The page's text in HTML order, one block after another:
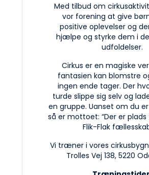
Med tilbud om
vor forening at give
positive oplevelser og
hjælpe og styrke dem i
udfoldelser.
Cirkus er en magiske
fantasien kan blomstre
ingen ende tager. Der
turde slippe sig selv og
en gruppe. Uanset om du
så er mottoet: “Der er plads
Flik-Flak
Vi træner i vores
Trolles Vej 138, 5220